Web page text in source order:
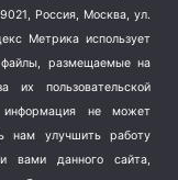
Россия, Москва, ул.
Метрика использует
размещаемые на
их пользовательской
не может
нам улучшить работу
вами данного сайта,